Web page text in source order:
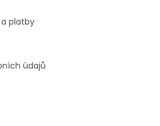
platby
údajů